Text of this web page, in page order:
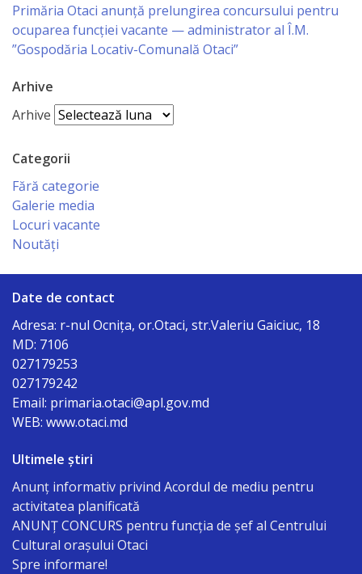
Primăria Otaci anunță prelungirea concursului pentru
ocuparea funcției vacante — administrator al Î.M.
”Gospodăria Locativ-Comunală Otaci”
Arhive
Arhive
Categorii
Fără categorie
Galerie media
Locuri vacante
Noutăți
Date de contact
Adresa: r-nul Ocniţa, or.Otaci, str.Valeriu Gaiciuc, 18
MD: 7106
027179253
027179242
Email: primaria.otaci@apl.gov.md
WEB: www.otaci.md
Ultimele știri
Anunț informativ privind Acordul de mediu pentru
activitatea planificată
ANUNŢ CONCURS pentru funcţia de şef al Centrului
Cultural oraşului Otaci
Spre informare!